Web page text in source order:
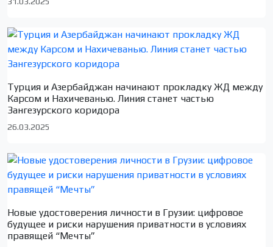
Турция и Азербайджан начинают прокладку ЖД между
Карсом и Нахичеванью. Линия станет частью
Зангезурского коридора
26.03.2025
Новые удостоверения личности в Грузии: цифровое
будущее и риски нарушения приватности в условиях
правящей “Мечты”